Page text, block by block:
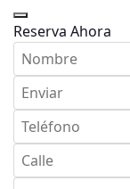
Reserva Ahora